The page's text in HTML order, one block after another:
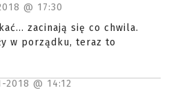
@ 17:30
zacinają się co chwila.
w porządku, teraz to
2018 @ 14:12